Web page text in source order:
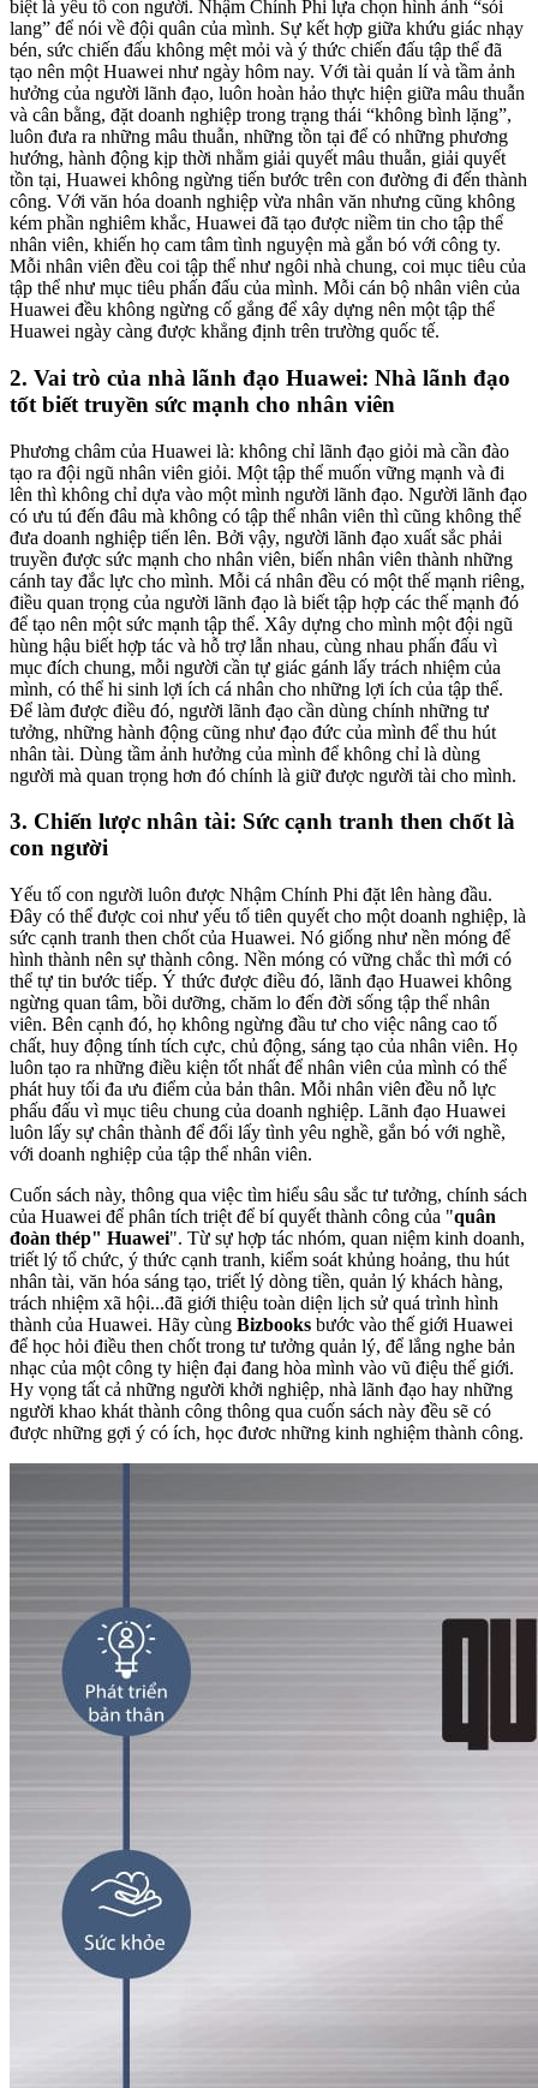
biệt là yếu tố con người. Nhậm Chính Phi lựa chọn hình ảnh “sói
lang” để nói về đội quân của mình. Sự kết hợp giữa khứu giác nhạy
bén, sức chiến đấu không mệt mỏi và ý thức chiến đấu tập thể đã
tạo nên một Huawei như ngày hôm nay. Với tài quản lí và tầm ảnh
hưởng của người lãnh đạo, luôn hoàn hảo thực hiện giữa mâu thuẫn
và cân bằng, đặt doanh nghiệp trong trạng thái “không bình lặng”,
luôn đưa ra những mâu thuẫn, những tồn tại để có những phương
hướng, hành động kịp thời nhằm giải quyết mâu thuẫn, giải quyết
tồn tại, Huawei không ngừng tiến bước trên con đường đi đến thành
công. Với văn hóa doanh nghiệp vừa nhân văn nhưng cũng không
kém phần nghiêm khắc, Huawei đã tạo được niềm tin cho tập thể
nhân viên, khiến họ cam tâm tình nguyện mà gắn bó với công ty.
Mỗi nhân viên đều coi tập thể như ngôi nhà chung, coi mục tiêu của
tập thể như mục tiêu phấn đấu của mình. Mỗi cán bộ nhân viên của
Huawei đều không ngừng cố gắng để xây dựng nên một tập thể
Huawei ngày càng được khẳng định trên trường quốc tế.
2. Vai trò của nhà lãnh đạo Huawei: Nhà lãnh đạo
tốt biết truyền sức mạnh cho nhân viên
Phương châm của Huawei là: không chỉ lãnh đạo giỏi mà cần đào
tạo ra đội ngũ nhân viên giỏi. Một tập thể muốn vững mạnh và đi
lên thì không chỉ dựa vào một mình người lãnh đạo. Người lãnh đạo
có ưu tú đến đâu mà không có tập thể nhân viên thì cũng không thể
đưa doanh nghiệp tiến lên. Bởi vậy, người lãnh đạo xuất sắc phải
truyền được sức mạnh cho nhân viên, biến nhân viên thành những
cánh tay đắc lực cho mình. Mỗi cá nhân đều có một thế mạnh riêng,
điều quan trọng của người lãnh đạo là biết tập hợp các thế mạnh đó
để tạo nên một sức mạnh tập thể. Xây dựng cho mình một đội ngũ
hùng hậu biết hợp tác và hỗ trợ lẫn nhau, cùng nhau phấn đấu vì
mục đích chung, mỗi người cần tự giác gánh lấy trách nhiệm của
mình, có thể hi sinh lợi ích cá nhân cho những lợi ích của tập thể.
Để làm được điều đó, người lãnh đạo cần dùng chính những tư
tưởng, những hành động cũng như đạo đức của mình để thu hút
nhân tài. Dùng tầm ảnh hưởng của mình để không chỉ là dùng
người mà quan trọng hơn đó chính là giữ được người tài cho mình.
3. Chiến lược nhân tài: Sức cạnh tranh then chốt là
con người
Yếu tố con người luôn được Nhậm Chính Phi đặt lên hàng đầu.
Đây có thể được coi như yếu tố tiên quyết cho một doanh nghiệp, là
sức cạnh tranh then chốt của Huawei. Nó giống như nền móng để
hình thành nên sự thành công. Nền móng có vững chắc thì mới có
thể tự tin bước tiếp. Ý thức được điều đó, lãnh đạo Huawei không
ngừng quan tâm, bồi dưỡng, chăm lo đến đời sống tập thể nhân
viên. Bên cạnh đó, họ không ngừng đầu tư cho việc nâng cao tố
chất, huy động tính tích cực, chủ động, sáng tạo của nhân viên. Họ
luôn tạo ra những điều kiện tốt nhất để nhân viên của mình có thể
phát huy tối đa ưu điểm của bản thân. Mỗi nhân viên đều nỗ lực
phấu đấu vì mục tiêu chung của doanh nghiệp. Lãnh đạo Huawei
luôn lấy sự chân thành để đổi lấy tình yêu nghề, gắn bó với nghề,
với doanh nghiệp của tập thể nhân viên.
Cuốn sách này, thông qua việc tìm hiểu sâu sắc tư tưởng, chính sách
của Huawei để phân tích triệt để bí quyết thành công của "quân
đoàn thép" Huawei". Từ sự hợp tác nhóm, quan niệm kinh doanh,
triết lý tổ chức, ý thức cạnh tranh, kiểm soát khủng hoảng, thu hút
nhân tài, văn hóa sáng tạo, triết lý dòng tiền, quản lý khách hàng,
trách nhiệm xã hội...đã giới thiệu toàn diện lịch sử quá trình hình
thành của Huawei. Hãy cùng Bizbooks bước vào thế giới Huawei
để học hỏi điều then chốt trong tư tưởng quản lý, để lắng nghe bản
nhạc của một công ty hiện đại đang hòa mình vào vũ điệu thế giới.
Hy vọng tất cả những người khởi nghiệp, nhà lãnh đạo hay những
người khao khát thành công thông qua cuốn sách này đều sẽ có
được những gợi ý có ích, học đươc những kinh nghiệm thành công.